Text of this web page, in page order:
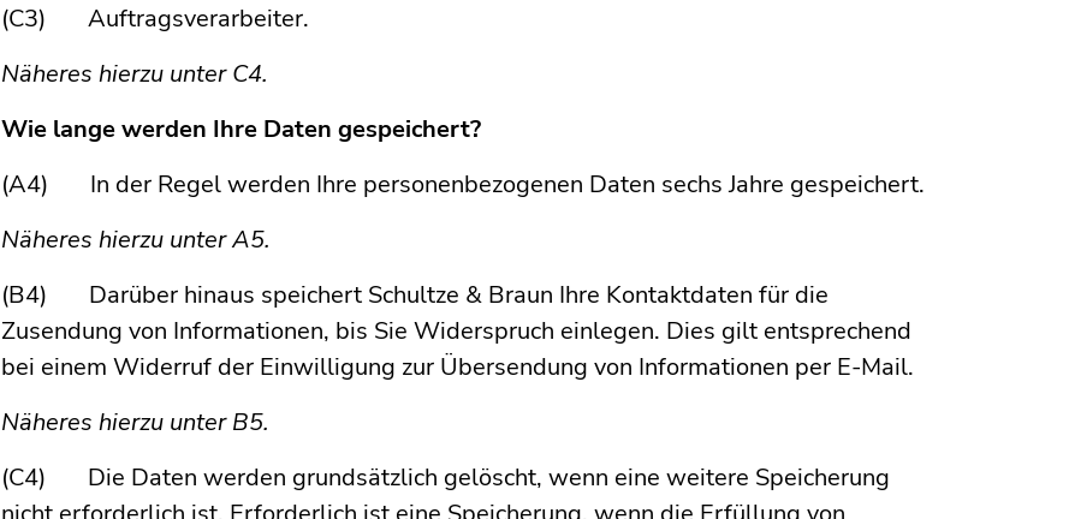
(C3) Auftragsverarbeiter.
Näheres hierzu unter C4.
Wie lange werden Ihre Daten gespeichert?
(A4) In der Regel werden Ihre personenbezogenen Daten sechs Jahre gespeichert.
Näheres hierzu unter A5.
(B4) Darüber hinaus speichert Schultze & Braun Ihre Kontaktdaten für die
Zusendung von Informationen, bis Sie Widerspruch einlegen. Dies gilt entsprechend
bei einem Widerruf der Einwilligung zur Übersendung von Informationen per E-Mail.
Näheres hierzu unter B5.
(C4) Die Daten werden grundsätzlich gelöscht, wenn eine weitere Speicherung